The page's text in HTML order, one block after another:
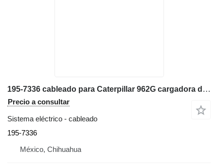
195-7336 cableado para Caterpillar 962G cargadora de ruedas
Precio a consultar
Sistema eléctrico - cableado
195-7336
México, Chihuahua